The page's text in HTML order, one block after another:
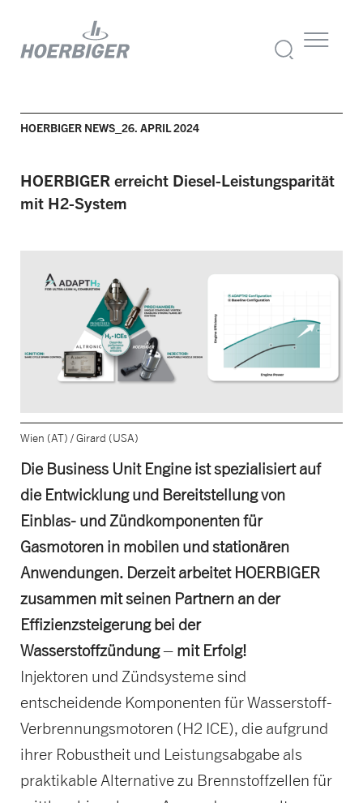
HOERBIGER NEWS_26. APRIL 2024
HOERBIGER erreicht Diesel-Leistungsparität
mit H2-System
Wien (AT) / Girard (USA)
Die Business Unit Engine ist spezialisiert auf
die Entwicklung und Bereitstellung von
Einblas- und Zündkomponenten für
Gasmotoren in mobilen und stationären
Anwendungen. Derzeit arbeitet HOERBIGER
zusammen mit seinen Partnern an der
Effizienzsteigerung bei der
Wasserstoffzündung–mit Erfolg!
Injektoren und Zündsysteme sind
entscheidende Komponenten für Wasserstoff-
Verbrennungsmotoren (H2 ICE), die aufgrund
ihrer Robustheit und Leistungsabgabe als
praktikable Alternative zu Brennstoffzellen für